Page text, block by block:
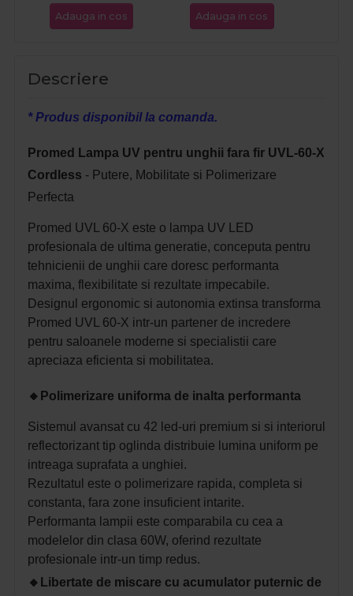
Adauga in cos Adauga in cos
Descriere
* Produs disponibil la comanda.
Promed Lampa UV pentru unghii fara fir UVL-60-X
Cordless - Putere, Mobilitate si Polimerizare
Perfecta
Promed UVL 60-X este o lampa UV LED
profesionala de ultima generatie, conceputa pentru
tehnicienii de unghii care doresc performanta
maxima, flexibilitate si rezultate impecabile.
Designul ergonomic si autonomia extinsa transforma
Promed UVL 60-X intr-un partener de incredere
pentru saloanele moderne si specialistii care
apreciaza eficienta si mobilitatea.
🔸 Polimerizare uniforma de inalta performanta
Sistemul avansat cu 42 led-uri premium si si interiorul
reflectorizant tip oglinda distribuie lumina uniform pe
intreaga suprafata a unghiei.
Rezultatul este o polimerizare rapida, completa si
constanta, fara zone insuficient intarite.
Performanta lampii este comparabila cu cea a
modelelor din clasa 60W, oferind rezultate
profesionale intr-un timp redus.
🔸 Libertate de miscare cu acumulator puternic de